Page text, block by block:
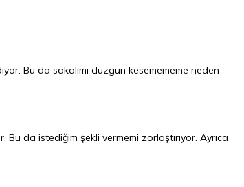
Bu da sakalımı düzgün kesemememe neden
Bu da istediğim şekli vermemi zorlaştırıyor. Ayrıca